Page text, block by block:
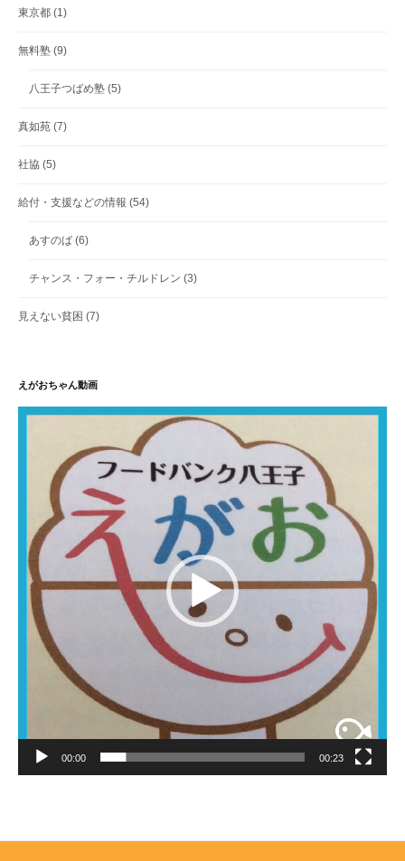
東京都 (1)
無料塾 (9)
八王子つばめ塾 (5)
真如苑 (7)
社協 (5)
給付・支援などの情報 (54)
あすのば (6)
チャンス・フォー・チルドレン (3)
見えない貧困 (7)
えがおちゃん動画
動
00:00 00:23